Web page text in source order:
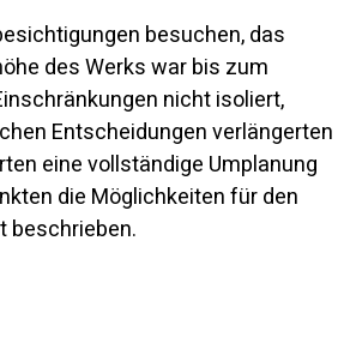
besuchen, das
des Werks war bis zum
nicht isoliert,
Entscheidungen verlängerten
eine vollständige Umplanung
die Möglichkeiten für den
beschrieben.